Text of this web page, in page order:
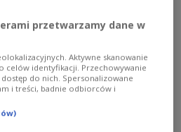
Polska i Niemcy
obronne
przetwarzamy dane w
Aktywne skanowanie
celów identyfikacji. Przechowywanie
do nich. Spersonalizowane
i treści, badnie odbiorców i